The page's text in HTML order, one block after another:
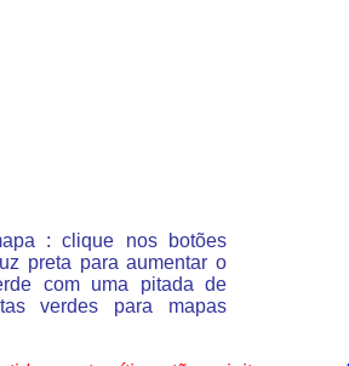
: clique nos botões
preta para aumentar o
com uma pitada de
verdes para mapas